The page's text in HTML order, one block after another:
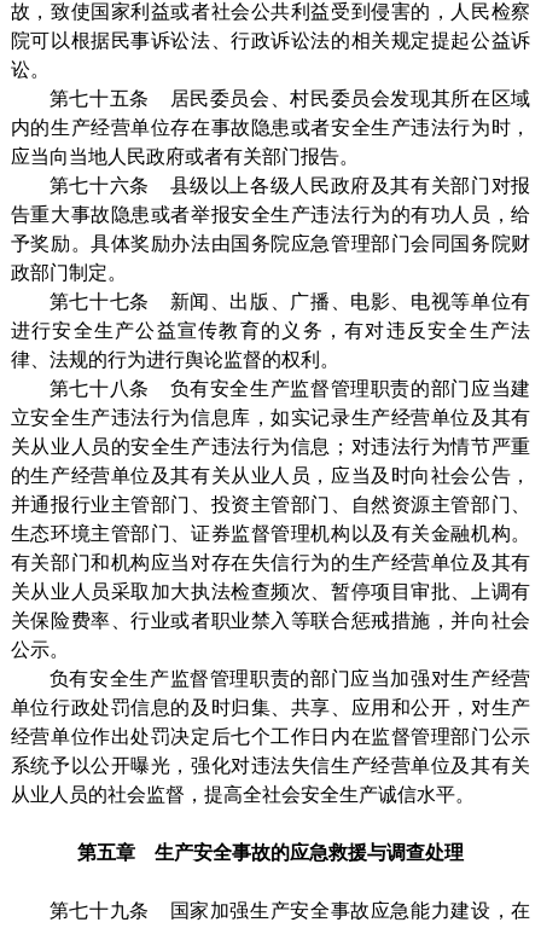
故，致使国家利益或者社会公共利益受到侵害的，人民检察
院可以根据民事诉讼法、行政诉讼法的相关规定提起公益诉
讼。
第七十五条 居民委员会、村民委员会发现其所在区域
内的生产经营单位存在事故隐患或者安全生产违法行为时，
应当向当地人民政府或者有关部门报告。
第七十六条 县级以上各级人民政府及其有关部门对报
告重大事故隐患或者举报安全生产违法行为的有功人员，给
予奖励。具体奖励办法由国务院应急管理部门会同国务院财
政部门制定。
第七十七条 新闻、出版、广播、电影、电视等单位有
进行安全生产公益宣传教育的义务，有对违反安全生产法
律、法规的行为进行舆论监督的权利。
第七十八条 负有安全生产监督管理职责的部门应当建
立安全生产违法行为信息库，如实记录生产经营单位及其有
关从业人员的安全生产违法行为信息；对违法行为情节严重
的生产经营单位及其有关从业人员，应当及时向社会公告，
并通报行业主管部门、投资主管部门、自然资源主管部门、
生态环境主管部门、证券监督管理机构以及有关金融机构。
有关部门和机构应当对存在失信行为的生产经营单位及其有
关从业人员采取加大执法检查频次、暂停项目审批、上调有
关保险费率、行业或者职业禁入等联合惩戒措施，并向社会
公示。
负有安全生产监督管理职责的部门应当加强对生产经营
单位行政处罚信息的及时归集、共享、应用和公开，对生产
经营单位作出处罚决定后七个工作日内在监督管理部门公示
系统予以公开曝光，强化对违法失信生产经营单位及其有关
从业人员的社会监督，提高全社会安全生产诚信水平。
第五章 生产安全事故的应急救援与调查处理
第七十九条 国家加强生产安全事故应急能力建设，在